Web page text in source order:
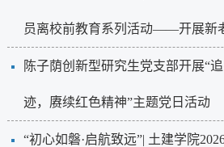
员离校前教育系列活动——开展新
陈子荫创新型研究生党支部开展“
迹，赓续红色精神”主题党日活动
“初心如磐·启航致远”| 土建学院